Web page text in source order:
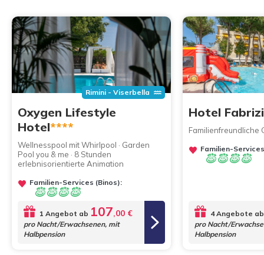
Rimini - Viserbella
Oxygen Lifestyle
Hotel****
Wellnesspool mit Whirlpool · Garden
Pool you & me · 8 Stunden
erlebnisorientierte Animation
Familien-Services (Binos):
1 Angebot ab 107,00 €
pro Nacht/Erwachsenen, mit
Halbpension
Hotel
Familienfreundliche
Familien-
4 Angebote ab
pro Nacht/
Halbpension